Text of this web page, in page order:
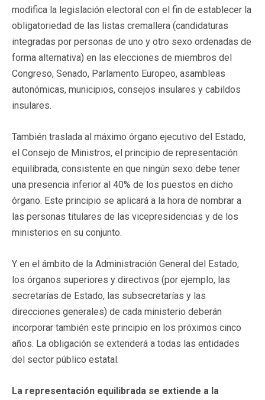
modifica la legislación electoral con el fin de establecer la
obligatoriedad de las listas cremallera (candidaturas
integradas por personas de uno y otro sexo ordenadas de
forma alternativa) en las elecciones de miembros del
Congreso, Senado, Parlamento Europeo, asambleas
autonómicas, municipios, consejos insulares y cabildos
insulares.
También traslada al máximo órgano ejecutivo del Estado,
el Consejo de Ministros, el principio de representación
equilibrada, consistente en que ningún sexo debe tener
una presencia inferior al 40% de los puestos en dicho
órgano. Este principio se aplicará a la hora de nombrar a
las personas titulares de las vicepresidencias y de los
ministerios en su conjunto.
Y en el ámbito de la Administración General del Estado,
los órganos superiores y directivos (por ejemplo, las
secretarías de Estado, las subsecretarías y las
direcciones generales) de cada ministerio deberán
incorporar también este principio en los próximos cinco
años. La obligación se extenderá a todas las entidades
del sector público estatal.
La representación equilibrada se extiende a la